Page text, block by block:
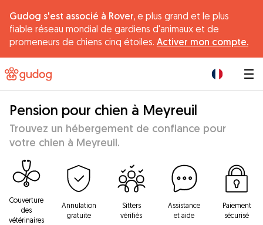
Gudog s'est associé à Rover, e plus grand et le plus
fiable réseau mondial de gardiens d'animaux et de
promeneurs de chiens cinq étoiles. Activer mon compte.
Pension pour chien à Meyreuil
Trouvez un hébergement de confiance pour
votre chien à Meyreuil.
Couverture
des
vétérinaires
Annulation
gratuite
Sitters
vérifiés
Assistance
et aide
Paiement
sécurisé